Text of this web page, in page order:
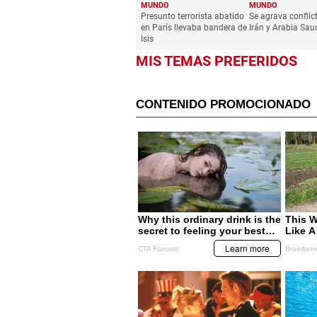
MUNDO
Presunto terrorista abatido
en París llevaba bandera de
Isis
MUNDO
Se agrava
Irán y Arabia
MIS TEMAS PREFERIDOS